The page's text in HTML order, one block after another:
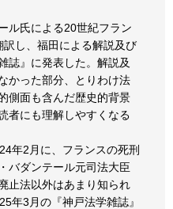
ル氏による20世紀フラン
し、福田による解説及び
誌』に発表した。解説及
かった部分、とりわけ法
側面も含んだ歴史的背景
者にも理解しやすくなる
年2月に、フランスの死刑
バダンテール元司法大臣
止法以外はあまり知られ
年3月の『神戸法学雑誌』